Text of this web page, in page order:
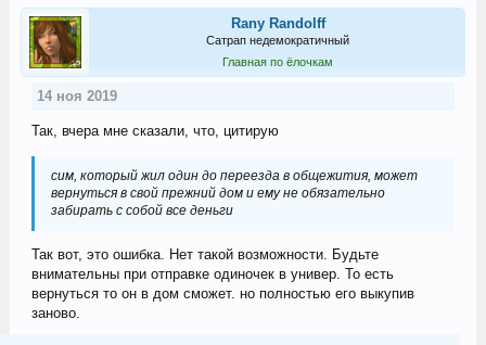
Rany Randolff
Сатрап недемократичный
Главная по ёлочкам
14 ноя 2019
Так, вчера мне сказали, что, цитирую
сим, который жил один до переезда в общежития, может
вернуться в свой прежний дом и ему не обязательно
забирать с собой все деньги
Так вот, это ошибка. Нет такой возможности. Будьте
внимательны при отправке одиночек в универ. То есть
вернуться то он в дом сможет. но полностью его выкупив
заново.